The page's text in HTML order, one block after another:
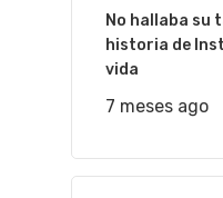
No hallaba su
historia de
vida
7 meses ago